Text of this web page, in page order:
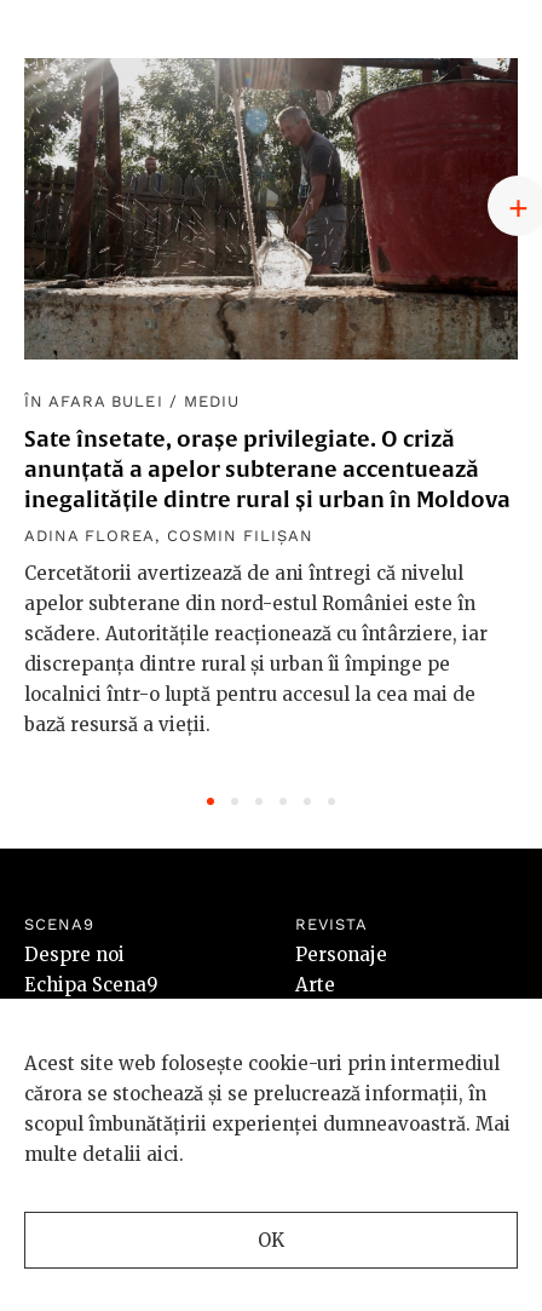
ÎN AFARA BULEI / MEDIU
Sate însetate, orașe privilegiate. O criză
anunțată a apelor subterane accentuează
inegalitățile dintre rural și urban în Moldova
ADINA FLOREA , COSMIN FILIȘAN
Cercetătorii avertizează de ani întregi că nivelul
apelor subterane din nord-estul României este în
scădere. Autoritățile reacționează cu întârziere, iar
discrepanța dintre rural și urban îi împinge pe
localnici într-o luptă pentru accesul la cea mai de
bază resursă a vieții.
SCENA9
Despre noi
Echipa Scena9
Scena9?
Newsletter
Contact
REVISTA
Personaje
Arte
Special
Cumpără
Acest site web folosește cookie-uri prin intermediul
cărora se stochează și se prelucrează informații, în
scopul îmbunătățirii experienței dumneavoastră. Mai
multe detalii aici.
OK